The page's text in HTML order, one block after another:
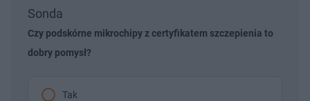
Sonda
Czy podskórne mikrochipy z certyfikatem szczepienia to
dobry pomysł?
Tak